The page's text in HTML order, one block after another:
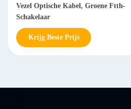
Vezel Optische Kabel, Groene Ftth-
Schakelaar
Krijg Beste Prijs